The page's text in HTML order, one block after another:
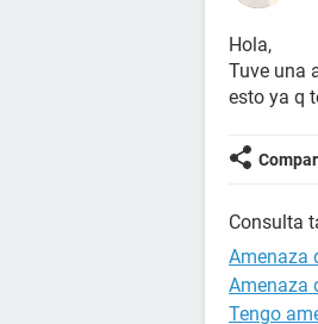
Hola,
Tuve una
esto ya q
Consulta
Amenaza
Amenaza
Tengo